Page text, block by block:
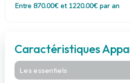
Entre 870.00€ et 1220.00€ par an
Caractéristiques
Les essentiels